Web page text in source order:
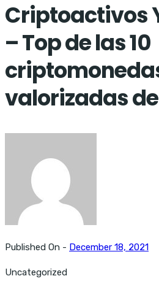
Criptoactivos
– Top de las 10
valorizadas
Published On - December 18, 2021
Uncategorized